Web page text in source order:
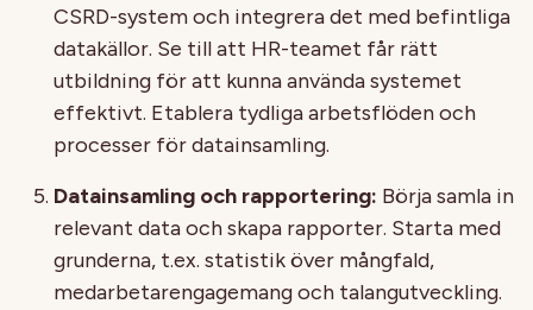
CSRD-system och integrera det med befintliga
datakällor. Se till att HR-teamet får rätt
utbildning för att kunna använda systemet
effektivt. Etablera tydliga arbetsflöden och
processer för datainsamling.
Datainsamling och rapportering: Börja samla in
relevant data och skapa rapporter. Starta med
grunderna, t.ex. statistik över mångfald,
medarbetarengagemang och talangutveckling.